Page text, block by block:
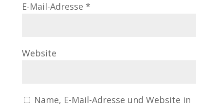
E-Mail-Adresse *
Website
Name, E-Mail-Adresse und Website in